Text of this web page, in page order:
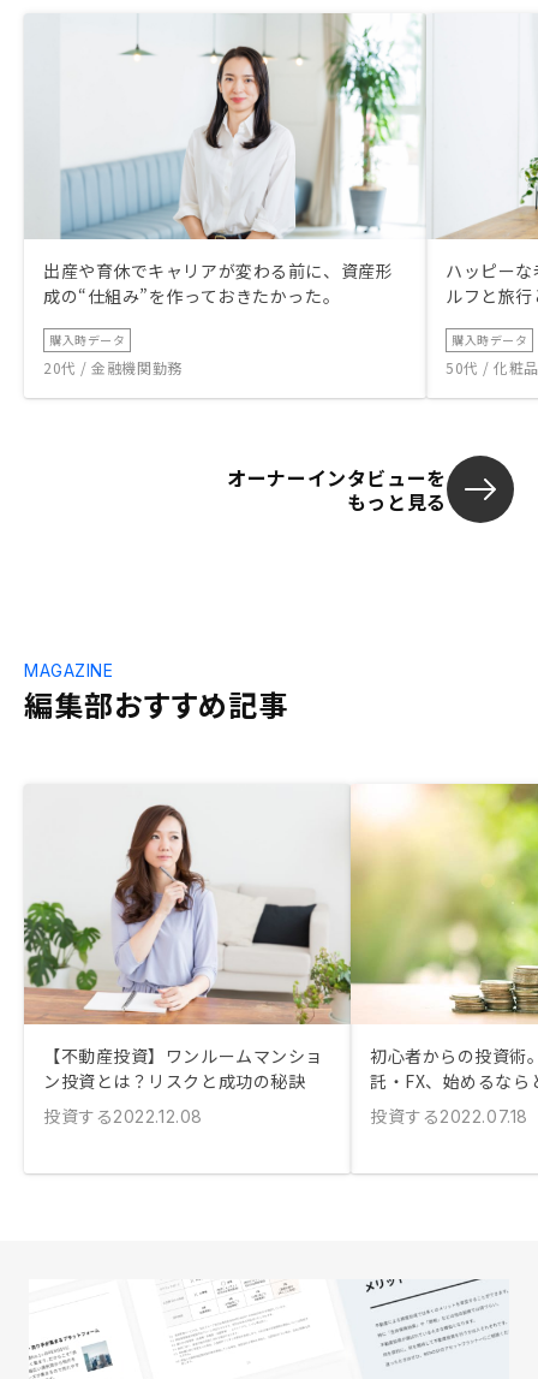
ントから色々
イルになって
感じました。
出産や育休でキャリアが変わる前に、資産形
成の“仕組み”を作っておきたかった。
購入時データ
20代 / 金融機関勤務
ハッピー
ルフと旅
購入時データ
50代 / 化粧
オーナーインタビューを
もっと見る
編集部おすすめ記事
MAGAZINE
【不動産投資】ワンルームマンショ
ン投資とは？リスクと成功の秘訣
投資する2022.12.08
初心者からの投資術
託・FX、始めるなら
投資する2022.07.18